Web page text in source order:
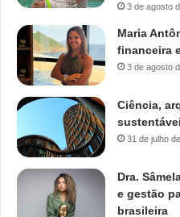
3 de agosto
Maria
financeira
3 de agosto
Ciência,
31 de julho
Dra.
e gestão
brasileira